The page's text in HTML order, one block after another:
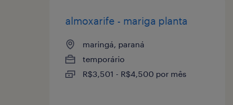
almoxarife - mariga planta
maringá, paraná
temporário
R$3,501 - R$4,500 por mês